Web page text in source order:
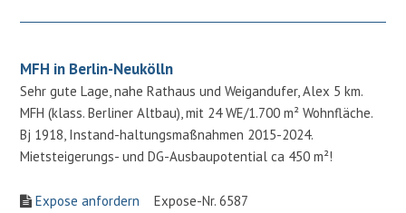
MFH in Berlin-Neukölln
Sehr gute Lage, nahe Rathaus und Weigandufer, Alex 5 km.
MFH (klass. Berliner Altbau), mit 24 WE/1.700 m² Wohnfläche.
Bj 1918, Instand-haltungsmaßnahmen 2015-2024.
Mietsteigerungs- und DG-Ausbaupotential ca 450 m²!
Expose anfordern Expose-Nr. 6587